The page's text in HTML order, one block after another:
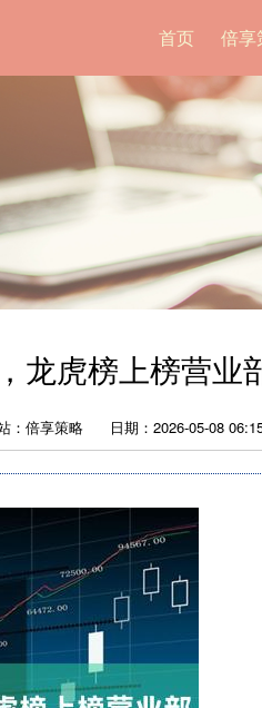
首页 倍享
龙虎榜上榜营业
：倍享策略 日期：2026-05-08